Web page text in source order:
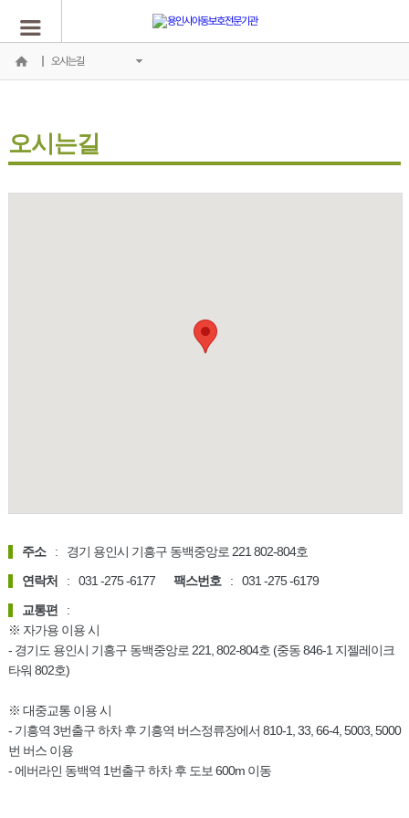
오시는길
오시는길
주소 :
경기 용인시 기흥구 동백중앙로 221 802-804호
연락처
: 031 -275 -6177 팩스번호 :
031 -275 -6179
교통편
:
※ 자가용 이용 시
- 경기도 용인시 기흥구 동백중앙로 221, 802-804호 (중동 846-1 지젤레이크
타워 802호)
※ 대중교통 이용 시
- 기흥역 3번출구 하차 후 기흥역 버스정류장에서 810-1, 33, 66-4, 5003, 5000
번 버스 이용
- 에버라인 동백역 1번출구 하차 후 도보 600m 이동